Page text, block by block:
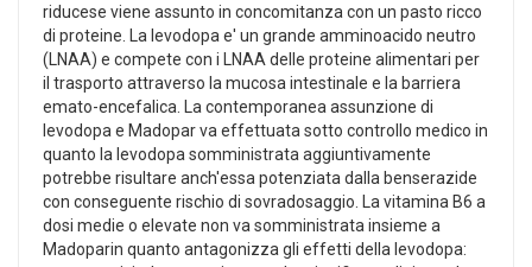
riducese viene assunto in concomitanza con un pasto ricco
di proteine. La levodopa e' un grande amminoacido neutro
(LNAA) e compete con i LNAA delle proteine alimentari per
il trasporto attraverso la mucosa intestinale e la barriera
emato-encefalica. La contemporanea assunzione di
levodopa e Madopar va effettuata sotto controllo medico in
quanto la levodopa somministrata aggiuntivamente
potrebbe risultare anch'essa potenziata dalla benserazide
con conseguente rischio di sovradosaggio. La vitamina B6 a
dosi medie o elevate non va somministrata insieme a
Madoparin quanto antagonizza gli effetti della levodopa: